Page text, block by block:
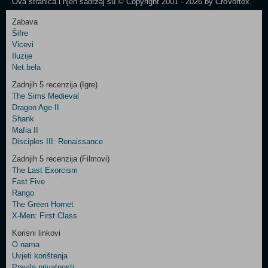
Control
Two
Newsletter
Control
Field
Three
Zabava
Šifre
Vicevi
Iluzije
Net.bela
Zadnjih 5 recenzija (Igre)
The Sims Medieval
Dragon Age II
Shank
Mafia II
Disciples III: Renaissance
Zadnjih 5 recenzija (Filmovi)
The Last Exorcism
Fast Five
Rango
The Green Hornet
X-Men: First Class
Korisni linkovi
O nama
Uvjeti korištenja